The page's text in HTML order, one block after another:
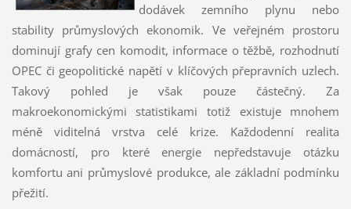
dodávek zemního plynu nebo
stability průmyslových ekonomik. Ve veřejném prostoru
dominují grafy cen komodit, informace o těžbě, rozhodnutí
OPEC či geopolitické napětí v klíčových přepravních uzlech.
Takový pohled je však pouze částečný. Za
makroekonomickými statistikami totiž existuje mnohem
méně viditelná vrstva celé krize. Každodenní realita
domácností, pro které energie nepředstavuje otázku
komfortu ani průmyslové produkce, ale základní podmínku
přežití.